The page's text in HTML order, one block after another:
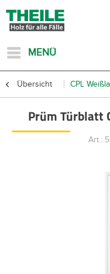
MENÜ
Übersicht CPL
Prüm Türblatt
Art.: